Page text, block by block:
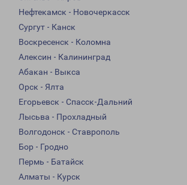
Нефтекамск - Новочеркасск
Сургут - Канск
Воскресенск - Коломна
Алексин - Калининград
Абакан - Выкса
Орск - Ялта
Егорьевск - Спасск-Дальний
Лысьва - Прохладный
Волгодонск - Ставрополь
Бор - Гродно
Пермь - Батайск
Алматы - Курск